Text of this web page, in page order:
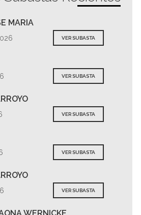
MARIA
VER SUBASTA
VER SUBASTA
VER SUBASTA
VER SUBASTA
VER SUBASTA